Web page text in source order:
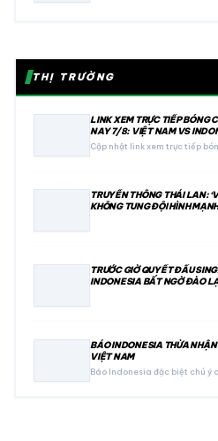
THỊ TRƯỜNG
LINK XEM TRỰC TIẾP BÓNG
NAY 7/8: VIỆT NAM VS
Cập nhật link xem trực tiếp
TRUYỀN THÔNG THÁI LAN:
KHÔNG TUNG ĐỘI HÌNH
TRƯỚC GIỜ QUYẾT ĐẤU
INDONESIA BẤT NGỜ ĐÀO
BÁO INDONESIA THỪA
VIỆT NAM
Báo Indonesia đặc biệt chú ý